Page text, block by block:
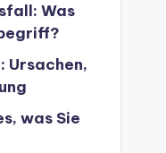
Was
Ursachen,
was Sie